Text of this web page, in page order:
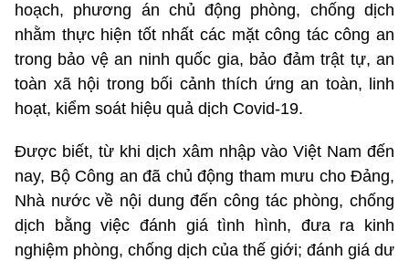
hoạch, phương án chủ động phòng, chống dịch
nhằm thực hiện tốt nhất các mặt công tác công an
trong bảo vệ an ninh quốc gia, bảo đảm trật tự, an
toàn xã hội trong bối cảnh thích ứng an toàn, linh
hoạt, kiểm soát hiệu quả dịch Covid-19.
Được biết, từ khi dịch xâm nhập vào Việt Nam đến
nay, Bộ Công an đã chủ động tham mưu cho Đảng,
Nhà nước về nội dung đến công tác phòng, chống
dịch bằng việc đánh giá tình hình, đưa ra kinh
nghiệm phòng, chống dịch của thế giới; đánh giá dư